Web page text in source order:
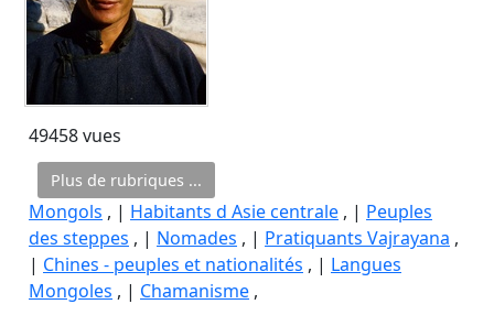
49458 vues
Plus de rubriques ...
Mongols , | Habitants d Asie centrale , | Peuples
des steppes , | Nomades , | Pratiquants Vajrayana ,
| Chines - peuples et nationalités , | Langues
Mongoles , | Chamanisme ,